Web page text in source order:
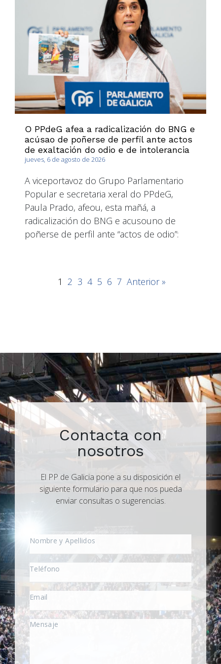
O PPdeG afea a radicalización do BNG e
acúsao de poñerse de perfil ante actos
de exaltación do odio e de intolerancia
jueves, 6 de agosto de 2026
A viceportavoz do Grupo Parlamentario
Popular e secretaria xeral do PPdeG,
Paula Prado, afeou, esta mañá, a
radicalización do BNG e acusouno de
poñerse de perfil ante “actos de odio”:
1 2 3 4 5 6 7 Anterior »
Contacta con
nosotros
El PP de Galicia pone a su disposición el
siguiente formulario para que nos pueda
enviar consultas o sugerencias.